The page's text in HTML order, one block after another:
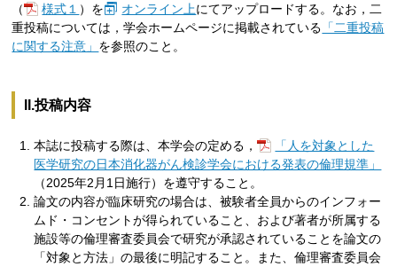
（
様式１ ）を オンライン上にてアップロードする。なお，二
重投稿については，学会ホームページに掲載されている 「二重投稿
に関する注意」 を参照のこと。
II.投稿内容
本誌に投稿する際は、本学会の定める，
「人を対象とした
医学研究の日本消化器がん検診学会における発表の倫理規準」
（2025年2月1日施行）を遵守すること。
論文の内容が臨床研究の場合は、被験者全員からのインフォー
ムド・コンセントが得られていること、および著者が所属する
施設等の倫理審査委員会で研究が承認されていることを論文の
「対象と方法」の最後に明記すること。また、倫理審査委員会